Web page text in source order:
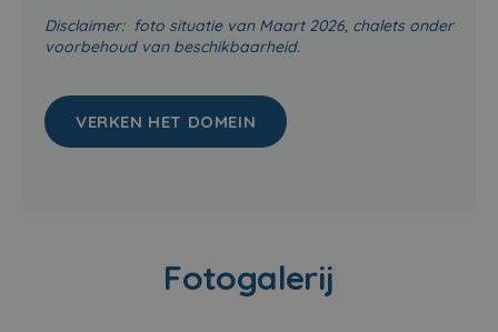
Disclaimer: foto situatie van Maart 2026, chalets onder
voorbehoud van beschikbaarheid.
VERKEN HET DOMEIN
Fotogalerij